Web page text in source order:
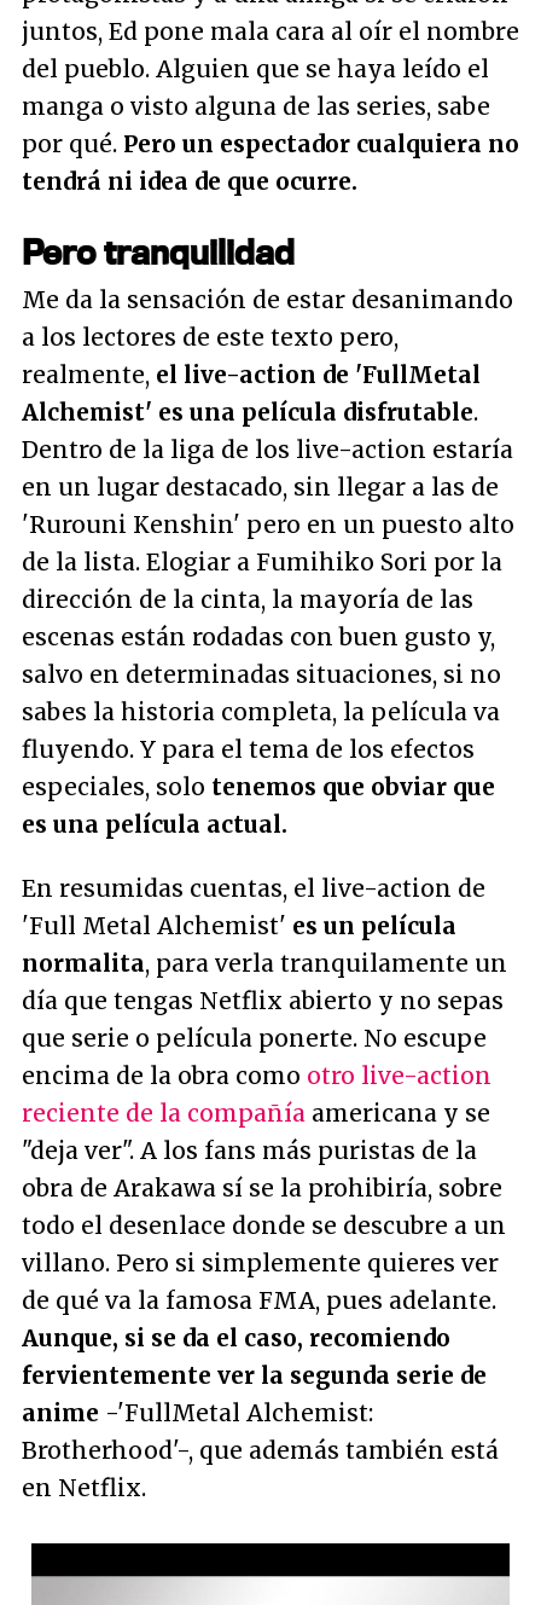
juntos, Ed pone mala cara al oír el nombre
del pueblo. Alguien que se haya leído el
manga o visto alguna de las series, sabe
por qué. Pero un espectador cualquiera no
tendrá ni idea de que ocurre.
Pero tranquilidad
Me da la sensación de estar desanimando
a los lectores de este texto pero,
realmente, el live-action de 'FullMetal
Alchemist' es una película disfrutable.
Dentro de la liga de los live-action estaría
en un lugar destacado, sin llegar a las de
'Rurouni Kenshin' pero en un puesto alto
de la lista. Elogiar a Fumihiko Sori por la
dirección de la cinta, la mayoría de las
escenas están rodadas con buen gusto y,
salvo en determinadas situaciones, si no
sabes la historia completa, la película va
fluyendo. Y para el tema de los efectos
especiales, solo tenemos que obviar que
es una película actual.
En resumidas cuentas, el live-action de
'Full Metal Alchemist' es un película
normalita, para verla tranquilamente un
día que tengas Netflix abierto y no sepas
que serie o película ponerte. No escupe
encima de la obra como otro live-action
reciente de la compañía americana y se
"deja ver". A los fans más puristas de la
obra de Arakawa sí se la prohibiría, sobre
todo el desenlace donde se descubre a un
villano. Pero si simplemente quieres ver
de qué va la famosa FMA, pues adelante.
Aunque, si se da el caso, recomiendo
fervientemente ver la segunda serie de
anime -'FullMetal Alchemist:
Brotherhood'-, que además también está
en Netflix.